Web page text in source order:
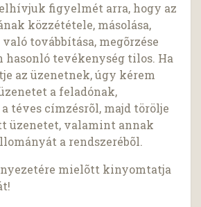
figyelmét arra, hogy az
közzététele, másolása,
továbbítása, megõrzése
tevékenység tilos. Ha
az üzenetnek, úgy kérem
a feladónak,
téves címzésrõl, majd törölje
üzenetet, valamint annak
a rendszerébõl.
mielõtt kinyomtatja